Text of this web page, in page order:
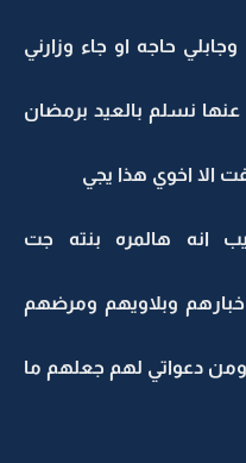
حاجه او جاء وزارني
نسلم بالعيد برمضان
الا اخوي هذا يجي
انه هالمره بنته جت
وبلاويهم ومرضهم
ومن دعواتي لهم جعلهم ما